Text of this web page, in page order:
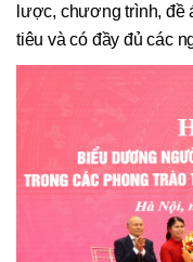
lược, chương trình, đề
tiêu và có đầy đủ các